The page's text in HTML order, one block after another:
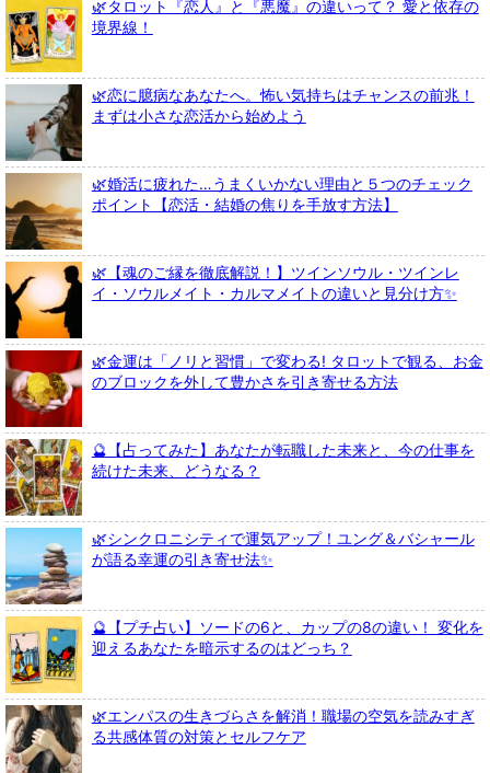
🌿タロット『恋人』と『悪魔』の違いって？ 愛と依存の
境界線！
🌿恋に臆病なあなたへ。怖い気持ちはチャンスの前兆！
まずは小さな恋活から始めよう
🌿婚活に疲れた…うまくいかない理由と５つのチェック
ポイント【恋活・結婚の焦りを手放す方法】
🌿【魂のご縁を徹底解説！】ツインソウル・ツインレ
イ・ソウルメイト・カルマメイトの違いと見分け方✨
🌿金運は「ノリと習慣」で変わる! タロットで観る、お金
のブロックを外して豊かさを引き寄せる方法
🔮【占ってみた】あなたが転職した未来と、今の仕事を
続けた未来、どうなる？
🌿シンクロニシティで運気アップ！ユング＆バシャール
が語る幸運の引き寄せ法✨
🔮【プチ占い】ソードの6と、カップの8の違い！ 変化を
迎えるあなたを暗示するのはどっち？
🌿エンパスの生きづらさを解消！職場の空気を読みすぎ
る共感体質の対策とセルフケア